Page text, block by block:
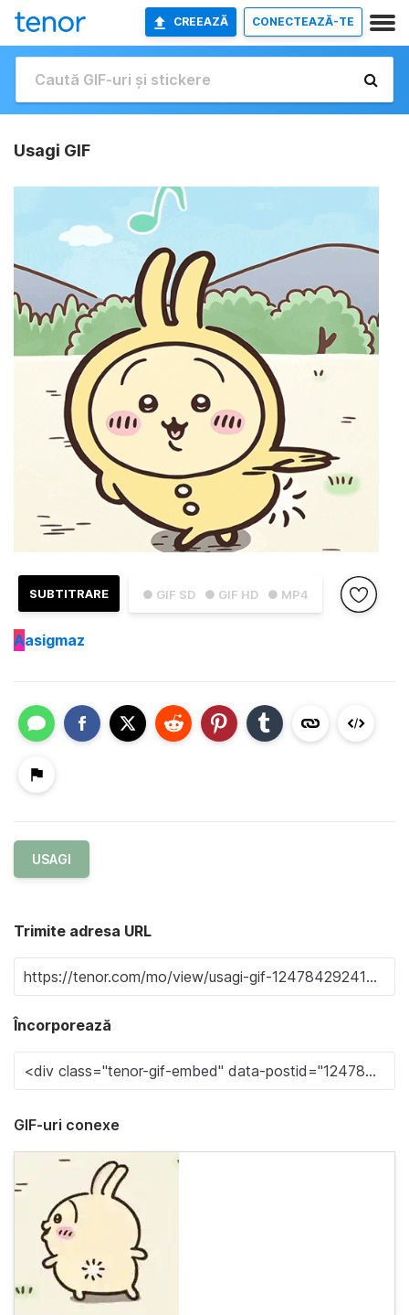
CREEAZĂ CONECTEAZĂ-TE
Usagi GIF
● GIF SD ● GIF HD ● MP4
SUBTITRARE
Aasigmaz
USAGI
Trimite adresa URL
Încorporează
GIF-uri conexe